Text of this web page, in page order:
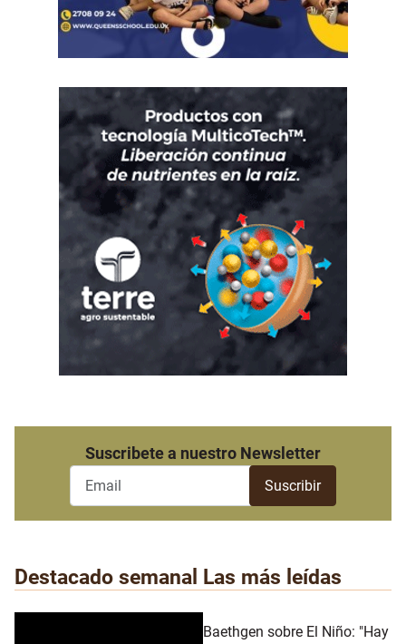
Suscribete a nuestro Newsletter
Destacado semanal Las más leídas
Baethgen sobre El Niño: "Hay